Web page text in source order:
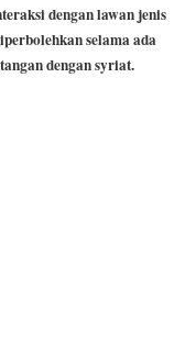
dengan lawan jenis
selama ada
dengan syriat.